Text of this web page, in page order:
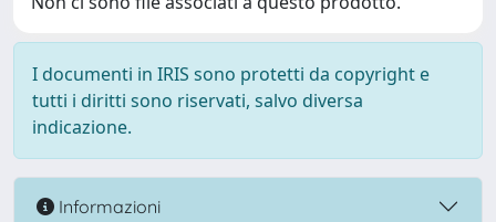
I documenti in IRIS sono protetti da copyright e
tutti i diritti sono riservati, salvo diversa
indicazione.
Informazioni